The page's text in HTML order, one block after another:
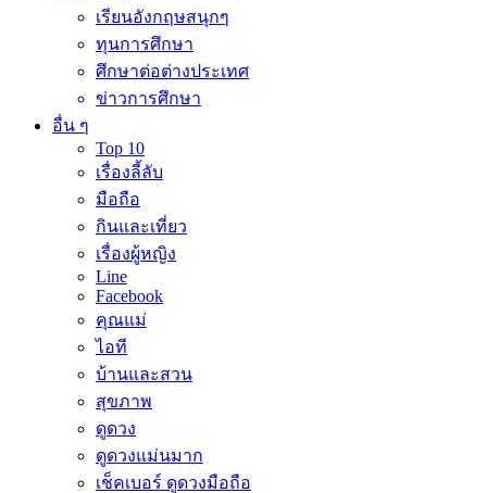
เรียนอังกฤษสนุกๆ
ทุนการศึกษา
ศึกษาต่อต่างประเทศ
ข่าวการศึกษา
อื่น ๆ
Top 10
เรื่องลี้ลับ
มือถือ
กินและเที่ยว
เรื่องผู้หญิง
Line
Facebook
คุณแม่
ไอที
บ้านและสวน
สุขภาพ
ดูดวง
ดูดวงแม่นมาก
เช็คเบอร์ ดูดวงมือถือ